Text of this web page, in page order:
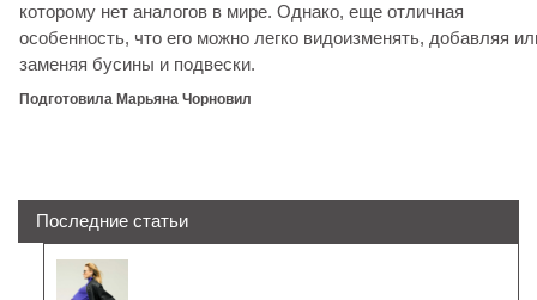
которому нет аналогов в мире. Однако, еще отличная
особенность, что его можно легко видоизменять, добавляя
заменяя бусины и подвески.
Подготовила Марьяна Чорновил
Последние статьи